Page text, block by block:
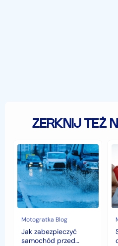
ZERKNIJ TEŻ
Jak
zabezpieczyć
samochód
przed
jesiennymi
chłodami
i
deszczem?
Motogratka Blog
Jak zabezpieczyć
samochód przed
–
w